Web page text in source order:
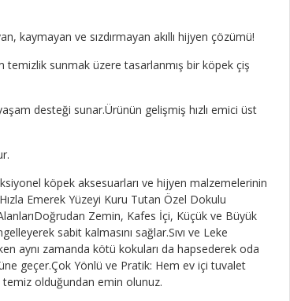
kaymayan ve sızdırmayan akıllı hijyen çözümü!
sunmak üzere tasarlanmış bir köpek çiş
desteği sunar.Ürünün gelişmiş hızlı emici üst
köpek aksesuarları ve hijyen malzemelerinin
Emerek Yüzeyi Kuru Tutan Özel Dokulu
Zemin, Kafes İçi, Küçük ve Büyük
sabit kalmasını sağlar.Sıvı ve Leke
aynı zamanda kötü kokuları da hapsederek oda
geçer.Çok Yönlü ve Pratik: Hem ev içi tuvalet
temiz olduğundan emin olunuz.